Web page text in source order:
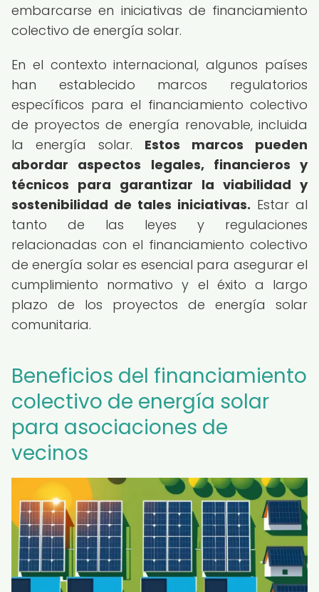
embarcarse en iniciativas de financiamiento
colectivo de energía solar.
En el contexto internacional, algunos países
han establecido marcos regulatorios
específicos para el financiamiento colectivo
de proyectos de energía renovable, incluida
la energía solar. Estos marcos pueden
abordar aspectos legales, financieros y
técnicos para garantizar la viabilidad y
sostenibilidad de tales iniciativas. Estar al
tanto de las leyes y regulaciones
relacionadas con el financiamiento colectivo
de energía solar es esencial para asegurar el
cumplimiento normativo y el éxito a largo
plazo de los proyectos de energía solar
comunitaria.
Beneficios del financiamiento
colectivo de energía solar
para asociaciones de
vecinos